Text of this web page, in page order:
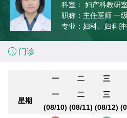
科室：
职称： 主任医师 一
专业： 妇科、妇科
 门诊
一 二 三
星期
一
(08/10)
二
(08/11)
三
(08/12)